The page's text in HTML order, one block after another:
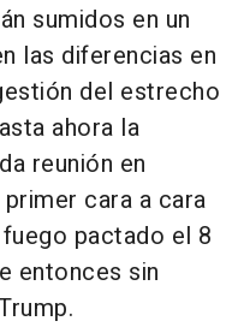
sumidos en un
las diferencias en
del estrecho
ahora la
reunión en
cara a cara
pactado el 8
entonces sin